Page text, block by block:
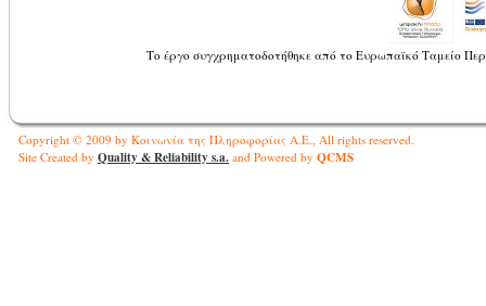
Το έργο συγχρηματοδοτήθηκε από το Ευρωπαϊκό Ταμείο
Copyright © 2009 by Κοινωνία της Πληροφορίας Α.Ε., All rights reserved.
Site Created by Quality & Reliability s.a. and Powered by QCMS